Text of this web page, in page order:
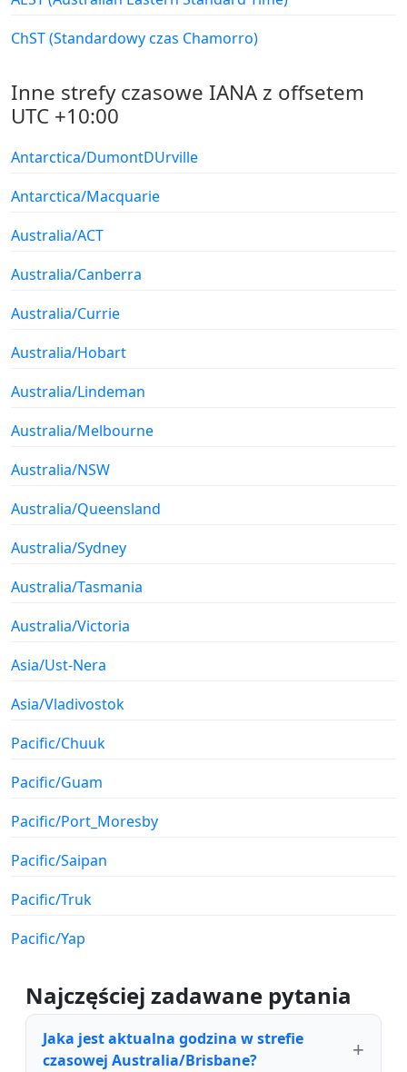
ChST (Standardowy czas Chamorro)
Inne strefy czasowe IANA z offsetem
UTC +10:00
Antarctica/DumontDUrville
Antarctica/Macquarie
Australia/ACT
Australia/Canberra
Australia/Currie
Australia/Hobart
Australia/Lindeman
Australia/Melbourne
Australia/NSW
Australia/Queensland
Australia/Sydney
Australia/Tasmania
Australia/Victoria
Asia/Ust-Nera
Asia/Vladivostok
Pacific/Chuuk
Pacific/Guam
Pacific/Port_Moresby
Pacific/Saipan
Pacific/Truk
Pacific/Yap
Najczęściej zadawane pytania
Jaka jest aktualna godzina w strefie
czasowej Australia/Brisbane?